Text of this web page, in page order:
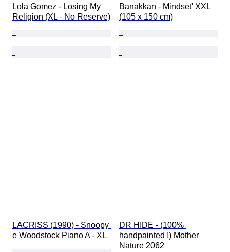
Lola Gomez - Losing My
Religion (XL - No Reserve)
Banakkan - Mindset' XXL
(105 x 150 cm)
LACRISS (1990) - Snoopy
e Woodstock Piano A - XL
DR HIDE - (100%
handpainted !) Mother
Nature 2062